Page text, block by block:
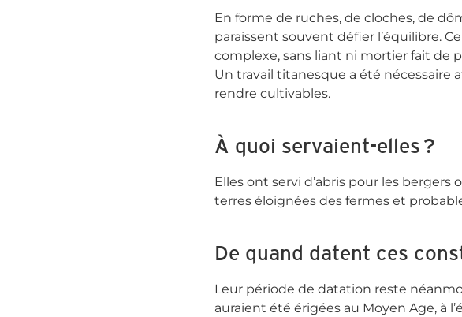
En forme de ruches, de cloches, de
paraissent souvent défier l’équilibre.
complexe, sans liant ni mortier fait de
Un travail titanesque a été nécessaire
rendre cultivables.
À quoi servaient-elles ?
Elles ont servi d’abris pour les bergers
terres éloignées des fermes et
De quand datent ces
Leur période de datation reste
auraient été érigées au Moyen Age, à